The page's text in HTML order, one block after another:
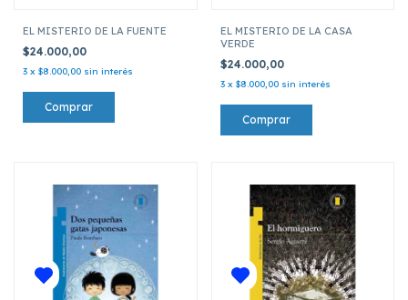
EL MISTERIO DE LA FUENTE
$24.000,00
3 x $8.000,00 sin interés
EL MISTERIO DE LA CASA
VERDE
$24.000,00
3 x $8.000,00 sin interés